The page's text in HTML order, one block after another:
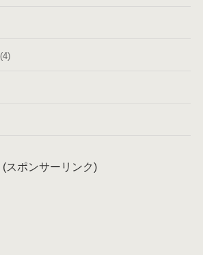
(4)
(スポンサーリンク)